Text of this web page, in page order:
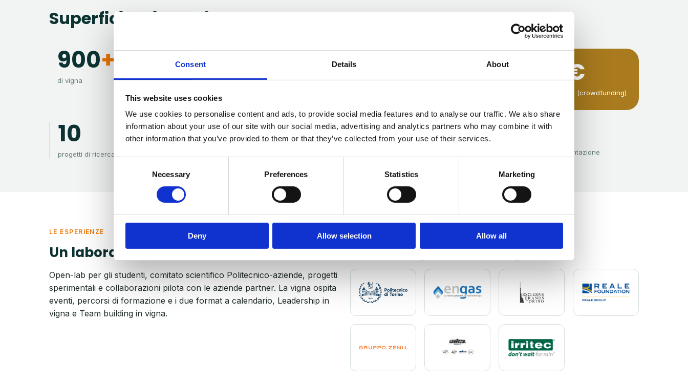
Consent Details About
This website uses cookies
We use cookies to personalise content and ads, to provide social media features and to analyse our traffic. We also share
information about your use of our site with our social media, advertising and analytics partners who may combine it with
other information that you’ve provided to them or that they’ve collected from your use of their services.
Necessary Preferences Statistics Marketing
Deny Allow selection Allow all
Superficie, piante, impatto
900+ mq
di vigna
700
barbatelle piantate
2t
CO₂/anno 100K€
raccolti in 90 giorni (crowdfunding)
10
progetti di ricerca avviati
16 9.0/10 GRI · SASB
standard di rendicontazione
LE ESPERIENZE
Un laboratorio vivo
Open-lab per gli studenti, comitato scientifico Politecnico-aziende, progetti
sperimentali e collaborazioni pilota con le aziende partner. La vigna ospita
eventi, percorsi di formazione e i due format a calendario, Leadership in
vigna e Team building in vigna.
I PARTNER
Chi rende possibile la vigna